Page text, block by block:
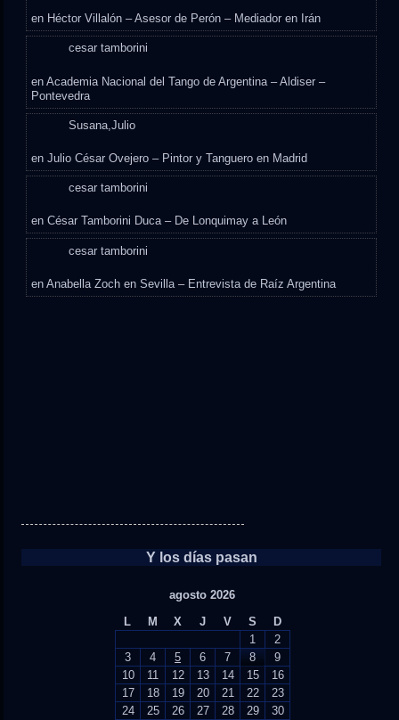
en Héctor Villalón – Asesor de Perón – Mediador en Irán
cesar tamborini
enAcademia Nacional del Tango de Argentina – Aldiser –
Pontevedra
Susana,Julio
enJulio César Ovejero – Pintor y Tanguero en Madrid
cesar tamborini
enCésar Tamborini Duca – De Lonquimay a León
cesar tamborini
enAnabella Zoch en Sevilla – Entrevista de Raíz Argentina
Y los días pasan
agosto 2026
L
M X J V S
D
1
2
3
4 5 6 7 8
9
10
11 12 13 14 15
16
17
18 19 20 21 22
23
24
25 26 27 28 29
30